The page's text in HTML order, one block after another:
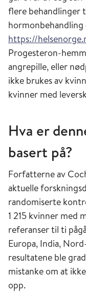
flere behandlinger
https://
Progesteron-
angrepille, eller
ikke brukes av
kvinner med
Hva er
basert på?
Forfatterne av
aktuelle
randomiserte
1 215 kvinner med
referanser til ti
Europa, India,
resultatene ble
mistanke om at
opp.